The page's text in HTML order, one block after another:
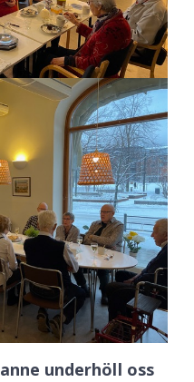
underhöll oss